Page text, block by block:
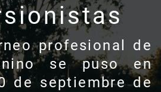
profesional de
se puso en
de septiembre de